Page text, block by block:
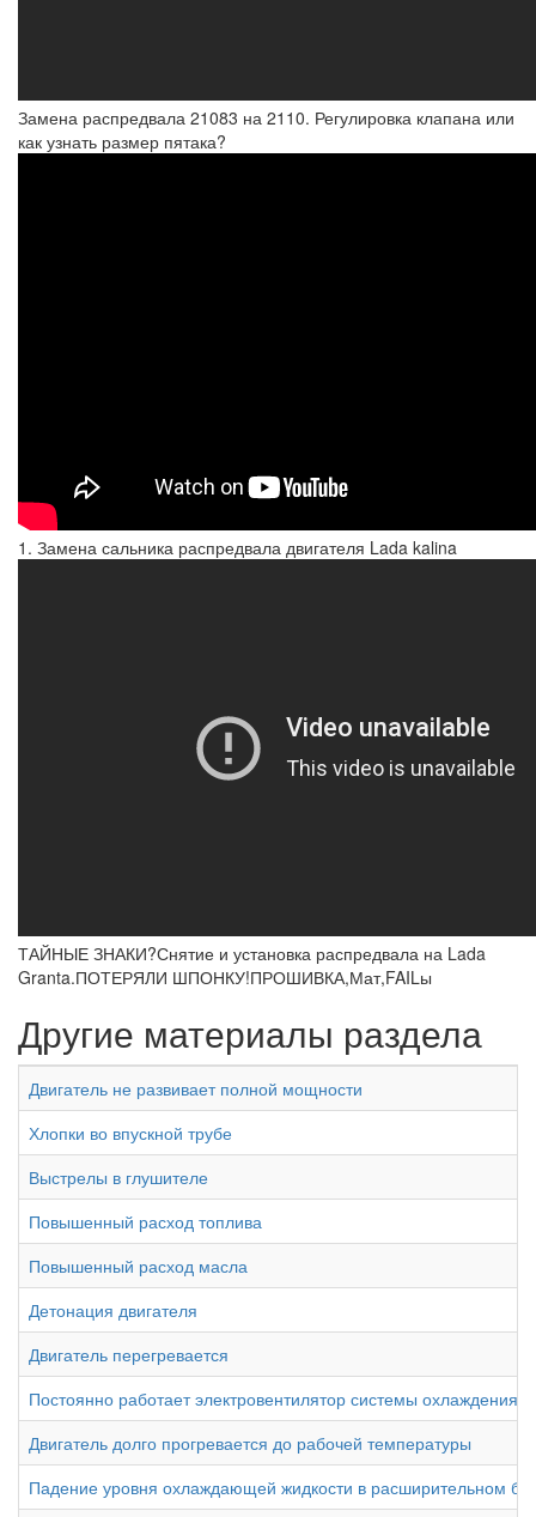
Замена распредвала 21083 на 2110. Регулировка клапана или
как узнать размер пятака?
1. Замена сальника распредвала двигателя Lada kalina
ТАЙНЫЕ ЗНАКИ?Снятие и установка распредвала на Lada
Granta.ПОТЕРЯЛИ ШПОНКУ!ПРОШИВКА,Мат,FAILы
Другие материалы раздела
Двигатель не развивает полной мощности
Хлопки во впускной трубе
Выстрелы в глушителе
Повышенный расход топлива
Повышенный расход масла
Детонация двигателя
Двигатель перегревается
Постоянно работает электровентилятор системы охлаждения
Двигатель долго прогревается до рабочей температуры
Падение уровня охлаждающей жидкости в расширительном